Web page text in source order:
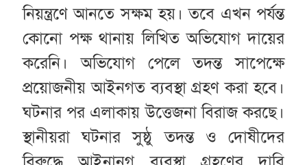
নিয়ন্ত্রণে আনতে সক্ষম হয়। তবে এখন পর্যন্ত
কোনো পক্ষ থানায় লিখিত অভিযোগ দায়ের
করেনি। অভিযোগ পেলে তদন্ত সাপেক্ষে
প্রয়োজনীয় আইনগত ব্যবস্থা গ্রহণ করা হবে।
ঘটনার পর এলাকায় উত্তেজনা বিরাজ করছে।
স্থানীয়রা ঘটনার সুষ্ঠু তদন্ত ও দোষীদের